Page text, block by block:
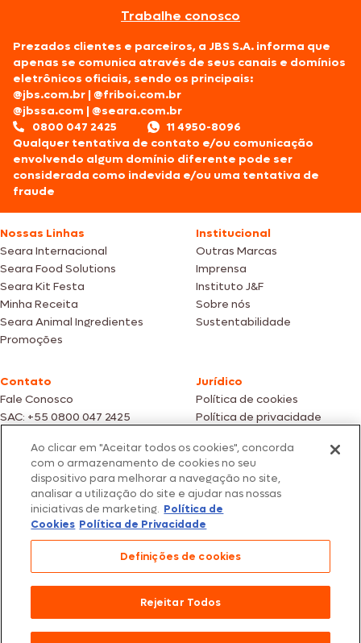
Trabalhe conosco
Prezados clientes e parceiros, a JBS S.A. informa que
apenas se comunica através de seus canais e domínios
eletrônicos oficiais, sendo os principais:
@jbs.com.br |@friboi.com.br
@jbssa.com |@seara.com.br
0800 047 2425
11 4950-8096
Qualquer tentativa de contato e/ou comunicação
envolvendo algum domínio diferente pode ser
considerada como indevida e/ou uma tentativa de
fraude
Nossas Linhas
Seara Internacional
Seara Food Solutions
Seara Kit Festa
Minha Receita
Seara Animal Ingredientes
Promoções
Institucional
Outras Marcas
Imprensa
Instituto J&F
Sobre nós
Sustentabilidade
Contato
Fale Conosco
SAC: +55 0800 047 2425
Jurídico
Política de cookies
Política de privacidade
Fotos meramente ilustrativas | Ofertas válidas enquanto durarem os
estoques dos nossos parceiros | Vendas sujeitas a análise e confirmação
de dados.
Os preços, promoções e condições de pagamento são válidos
exclusivamente para compras efetuadas em nossos parceiros.
Todos os produtos estão sujeitos a disponibilidade de estoque.
São Paulo/SP – CEP 05.118-100
© 2026 Seara. Todos os direitos reservados
Ao clicar em "Aceitar todos os cookies", concorda
com o armazenamento de cookies no seu
dispositivo para melhorar a navegação no site,
analisar a utilização do site e ajudar nas nossas
iniciativas de marketing. Política de
Cookies Política de Privacidade
Definições de cookies
Rejeitar Todos